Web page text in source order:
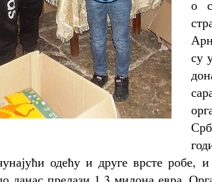
о
су
одећу и друге врсте